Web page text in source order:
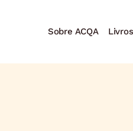
Sobre ACQA Livros